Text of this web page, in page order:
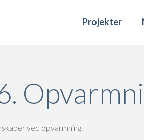
Projekter
ved opvarmning.